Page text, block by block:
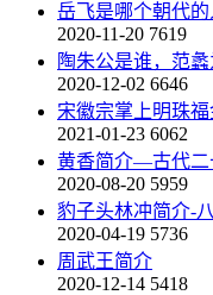
岳飞是哪个朝代
2020-11-20 7619
陶朱公是谁，范
2020-12-02 6646
宋徽宗掌上明珠
2021-01-23 6062
黄香简介—古代二
2020-08-20 5959
豹子头林冲简介-
2020-04-19 5736
周武王简介
2020-12-14 5418